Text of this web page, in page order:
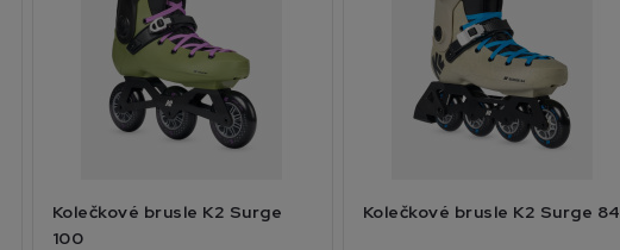
Kolečkové brusle K2 Surge
100
Kolečkové brusle K2 Surge 84